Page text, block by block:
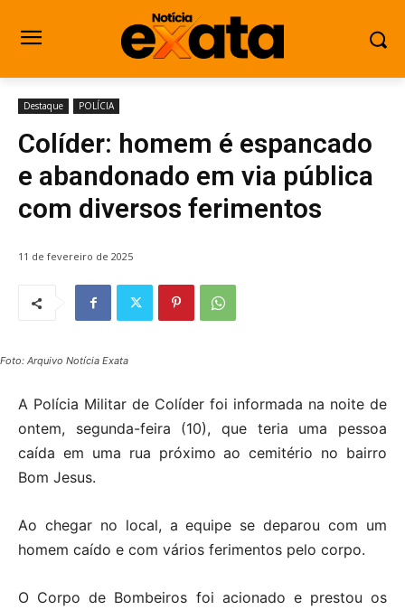
Destaque POLÍCIA
Colíder: homem é espancado
e abandonado em via pública
com diversos ferimentos
11 de fevereiro de 2025
Foto: Arquivo Notícia Exata
A Polícia Militar de Colíder foi informada na noite de
ontem, segunda-feira (10), que teria uma pessoa
caída em uma rua próximo ao cemitério no bairro
Bom Jesus.
Ao chegar no local, a equipe se deparou com um
homem caído e com vários ferimentos pelo corpo.
O Corpo de Bombeiros foi acionado e prestou os